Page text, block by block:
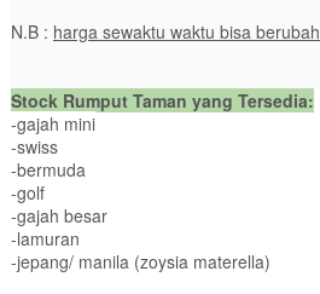
N.B : harga sewaktu waktu bisa berubah
Stock Rumput Taman yang Tersedia:
-gajah mini
-swiss
-bermuda
-golf
-gajah besar
-lamuran
-jepang/ manila (zoysia materella)